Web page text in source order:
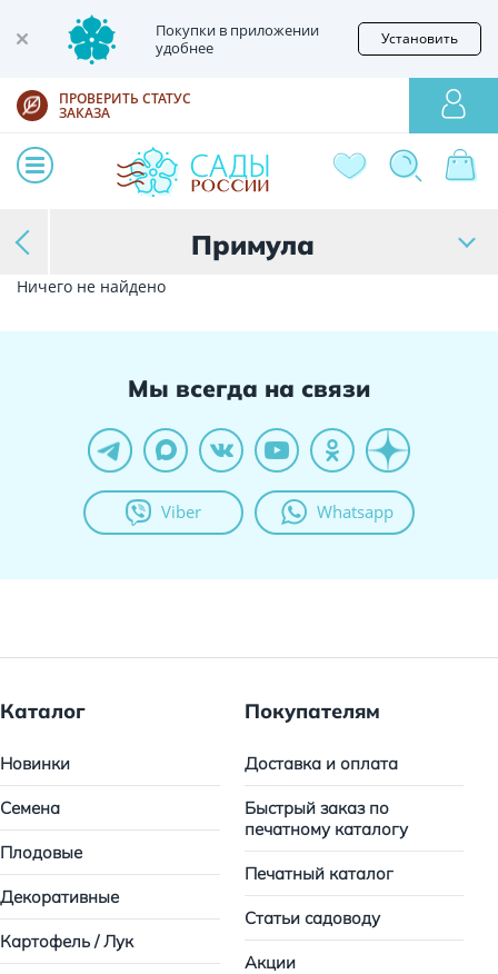
Покупки в приложении
удобнее
Установить
ПРОВЕРИТЬ СТАТУС
ЗАКАЗА
Примула
Ничего не найдено
Мы всегда на связи
Viber Whatsapp
Каталог
Новинки
Семена
Плодовые
Декоративные
Картофель / Лук
Покупателям
Доставка и оплата
Быстрый заказ по
печатному каталогу
Печатный каталог
Статьи садоводу
Акции